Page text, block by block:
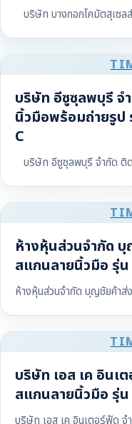
บริษัท บางกอกโคมัตสุเซล
บริษัท อีซูซุลพบุรี จ
นิ้วมือพร้อมถ่ายรูป
C
บริษัท อีซูซุลพบุรี จำกัด ติ
ห้างหุ้นส่วนจำกัด
สแกนลายนิ้วมือ รุ่น
ห้างหุ้นส่วนจำกัด บุญชัยค้าส่
บริษัท เอส เค อินเ
สแกนลายนิ้วมือ รุ่น